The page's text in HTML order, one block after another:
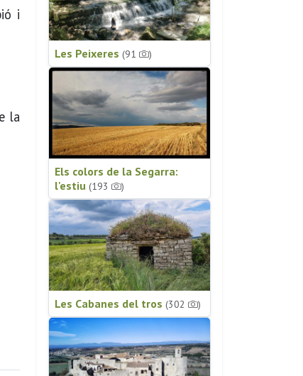
i
la
Les Peixeres (91 )
Els colors de la Segarra:
l'estiu (193 )
Les Cabanes del tros (302 )